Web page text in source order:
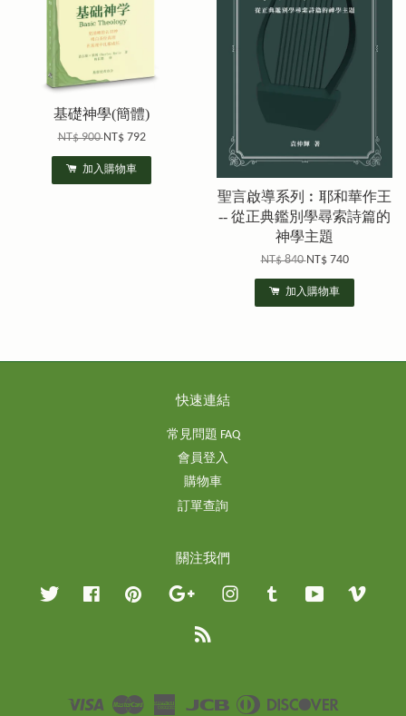
基礎神學(簡體)
NT$ 900NT$ 792
加入購物車
聖言啟導系列︰耶和華作王
-- 從正典鑑別學尋索詩篇的
神學主題
NT$ 840NT$ 740
加入購物車
快速連結
常見問題 FAQ
會員登入
購物車
訂單查詢
關注我們
Twitter Facebook Pinterest Google InstagramTumblr YouTube
Visa Master American JCB Diners